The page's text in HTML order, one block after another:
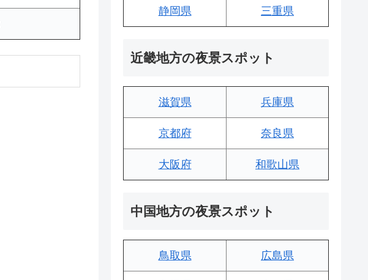
静岡県 三重県
近畿地方の夜景スポット
滋賀県 兵庫県
京都府 奈良県
大阪府 和歌山県
中国地方の夜景スポット
鳥取県 広島県